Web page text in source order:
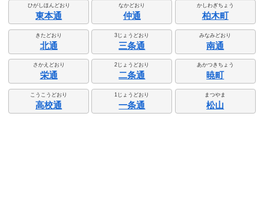
ひがしほんどおり
東本通
なかどおり
仲通
かしわぎちょう
柏木町
きたどおり
北通
3じょうどおり
三条通
みなみどおり
南通
さかえどおり
栄通
2じょうどおり
二条通
あかつきちょう
暁町
こうこうどおり
高校通
1じょうどおり
一条通
まつやま
松山